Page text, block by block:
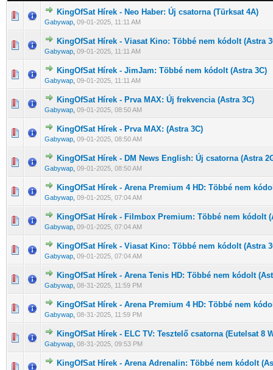
KingOfSat Hírek - Neo Haber: Új csatorna (Türksat 4A)
Gabywap 09-01-2025, 11:11 AM
0 Szavazat - 0 / 5 átlagban
12 345
KingOfSat Hírek - Viasat Kino: Többé nem kódolt (Astra
Gabywap 09-01-2025, 11:11 AM
0 Szavazat - 0 / 5 átlagban
12345
KingOfSat Hírek - JimJam: Többé nem kódolt (Astra 3C)
Gabywap 09-01-2025, 11:11 AM
0 Szavazat - 0 / 5 átlagban
12345
KingOfSat Hírek - Prva MAX: Új frekvencia (Astra 3C)
Gabywap 09-01-2025, 08:50 AM
0 Szavazat - 0 / 5 átlagban
12345
KingOfSat Hírek - Prva MAX: (Astra 3C)
Gabywap 09-01-2025, 08:50 AM
0 Szavazat - 0 / 5 átlagban
12345
KingOfSat Hírek - DM News English: Új csatorna (Astra
Gabywap 09-01-2025, 08:50 AM
0 Szavazat - 0 / 5 átlagban
1 2345
KingOfSat Hírek - Arena Premium 4 HD: Többé nem
Gabywap 09-01-2025, 07:04 AM
0 Szavazat - 0 / 5 átlagban
1234 5
KingOfSat Hírek - Filmbox Premium: Többé nem kódolt
Gabywap 09-01-2025, 07:04 AM
0 Szavazat - 0 / 5 átlagban
12345
KingOfSat Hírek - Viasat Kino: Többé nem kódolt (Astra
Gabywap 09-01-2025, 07:04 AM
0 Szavazat - 0 / 5 átlagban
12345
KingOfSat Hírek - Arena Tenis HD: Többé nem kódolt
Gabywap 08-31-2025, 11:59 PM
0 Szavazat - 0 / 5 átlagban
12345
KingOfSat Hírek - Arena Premium 4 HD: Többé nem
Gabywap 08-31-2025, 11:59 PM
0 Szavazat - 0 / 5 átlagban
1234 5
KingOfSat Hírek - ELC TV: Tesztelő csatorna (Eutelsat 8
Gabywap 08-31-2025, 09:53 PM
0 Szavazat - 0 / 5 átlagban
12 3 45
KingOfSat Hírek - Arena Adrenalin: Többé nem kódolt
0 Szavazat - 0 / 5 átlagban
12345